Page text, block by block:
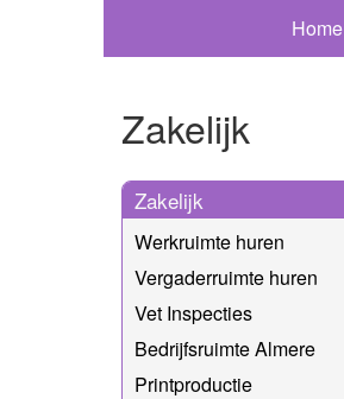
Home
Zakelijk
Zakelijk
Werkruimte huren
Vergaderruimte huren
Vet Inspecties
Bedrijfsruimte Almere
Printproductie